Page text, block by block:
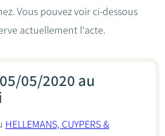
Vous pouvez voir ci-dessous
actuellement l'acte.
05/2020 au
HELLEMANS, CUYPERS &